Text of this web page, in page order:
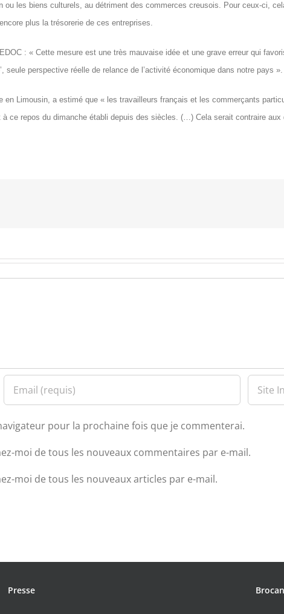
ou les biens culturels, au détriment des commerces creusois. Pour ceux-ci,
plus la trésorerie de ces entreprises.
: « Cette mesure est une très mauvaise idée et une grave erreur qui
seule perspective réelle de relance de l’activité économique dans notre pays ».
en Limousin, a estimé que « les travailleurs français et les commerçants
à ce repos du dimanche établi depuis des siècles. (…) Cela serait contraire
pour la prochaine fois que je commenterai.
moi de tous les nouveaux commentaires par e-mail.
moi de tous les nouveaux articles par e-mail.
Presse